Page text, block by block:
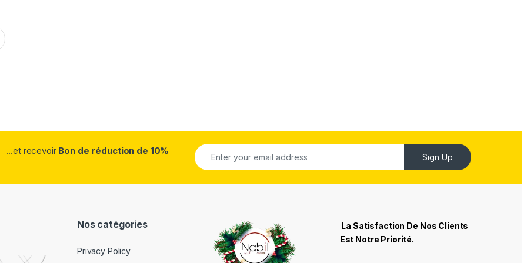
...et recevoir Bon de réduction de 10%
Sign Up
Nos catégories
Privacy Policy
La Satisfaction De Nos Clients
Est Notre Priorité.